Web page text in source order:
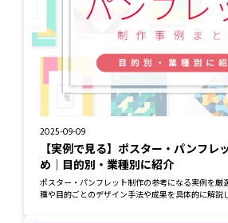
2025-09-09
【実例で見る】ポスター・パンフレ
め｜目的別・業種別に紹介
ポスター・パンフレット制作の参考になる実例を厳
種や目的ごとのデザイン手法や成果を具体的に解説